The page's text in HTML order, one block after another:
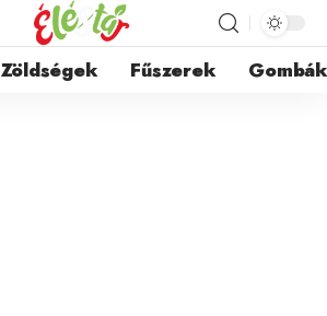
Zöldségek Fűszerek Gombák